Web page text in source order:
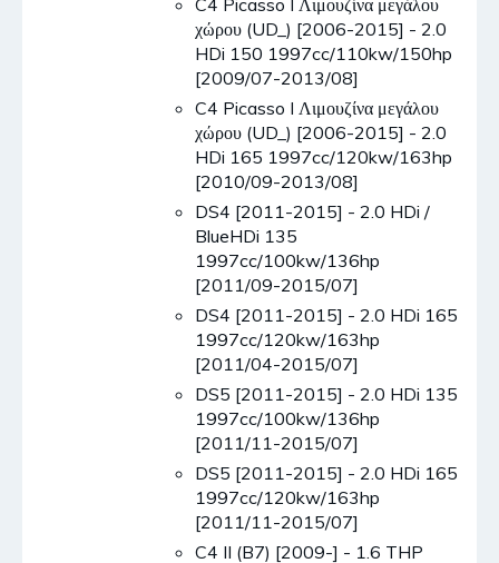
χώρου (UD_) [2006-2015] - 2.0
HDi 150 1997cc/110kw/150hp
[2009/07-2013/08]
C4 Picasso I Λιμουζίνα μεγάλου
χώρου (UD_) [2006-2015] - 2.0
HDi 165 1997cc/120kw/163hp
[2010/09-2013/08]
DS4 [2011-2015] - 2.0 HDi /
BlueHDi 135
1997cc/100kw/136hp
[2011/09-2015/07]
DS4 [2011-2015] - 2.0 HDi 165
1997cc/120kw/163hp
[2011/04-2015/07]
DS5 [2011-2015] - 2.0 HDi 135
1997cc/100kw/136hp
[2011/11-2015/07]
DS5 [2011-2015] - 2.0 HDi 165
1997cc/120kw/163hp
[2011/11-2015/07]
C4 II (B7) [2009-] - 1.6 THP